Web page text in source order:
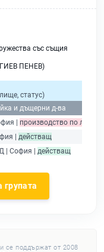
със същия
ПЕНЕВ)
статус)
и дъщерни д-ва
| производство по
| действащ
| София | действащ
групата
се поддържат от 2008